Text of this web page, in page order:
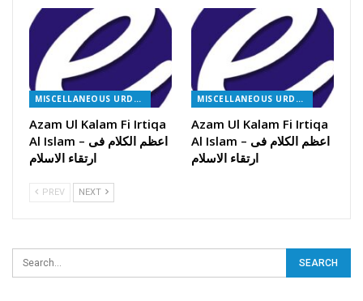
MISCELLANEOUS URDU BOOKS
Azam Ul Kalam Fi Irtiqa
Al Islam – اعظم الکلام فی
ارتقاء الاسلام
MISCELLANEOUS URDU BOOKS
Azam Ul Kalam Fi Irtiqa
Al Islam – اعظم الکلام فی
ارتقاء الاسلام
PREV NEXT